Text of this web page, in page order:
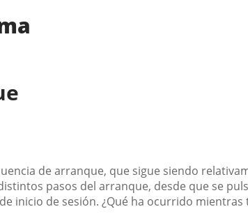
de arranque, que sigue siendo
pasos del arranque, desde que se
inicio de sesión. ¿Qué ha ocurrido mientras